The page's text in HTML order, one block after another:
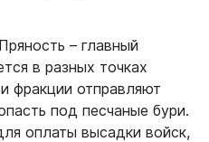
– главный
в разных точках
фракции отправляют
под песчаные бури.
оплаты высадки войск,